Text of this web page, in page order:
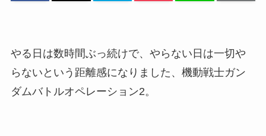
やる日は数時間ぶっ続けで、やらない日は一切や
らないという距離感になりました、機動戦士ガン
ダムバトルオペレーション2。